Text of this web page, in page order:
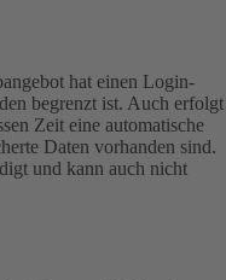
hat einen Login-
begrenzt ist. Auch erfolgt
Zeit eine automatische
Daten vorhanden sind.
und kann auch nicht